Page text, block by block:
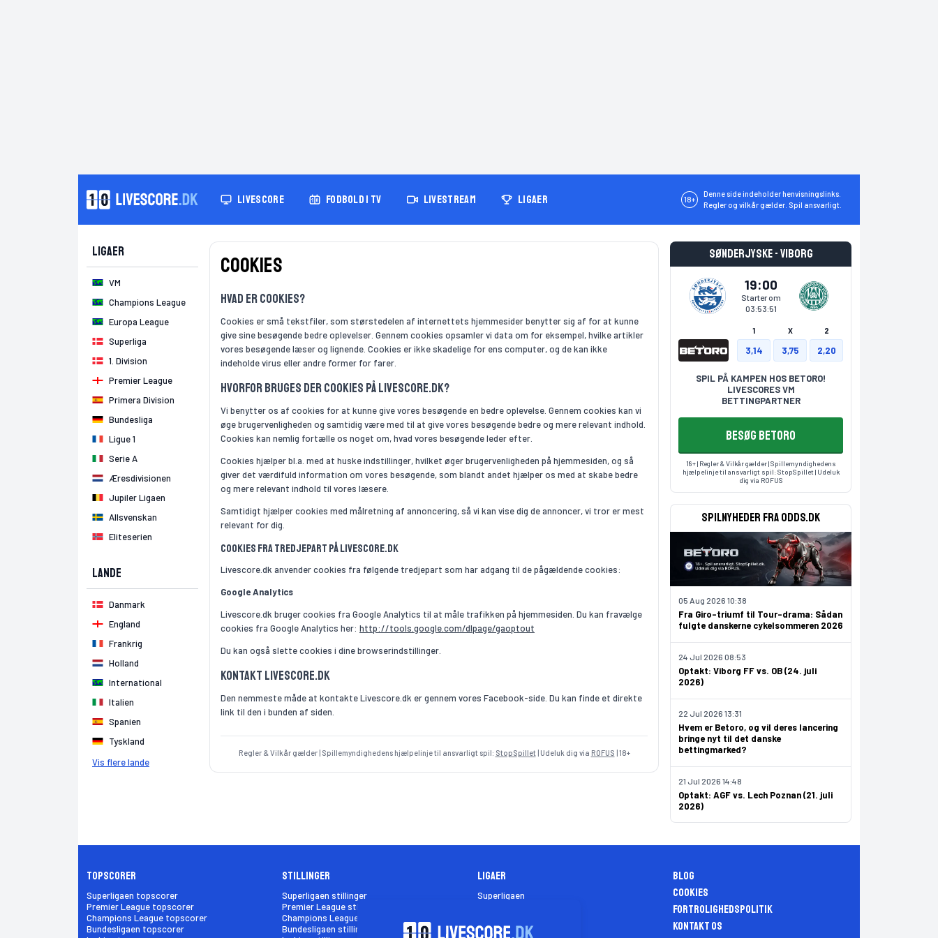
18+
Denne side indeholder henvisningslinks.
Regler og vilkår gælder. Spil ansvarligt.
LIVESCORE FODBOLD I TV LIVESTREAM LIGAER
Cookies
Hvad er cookies?
Cookies er små tekstfiler, som størstedelen af internettets hjemmesider benytter sig af for at kunne
give sine besøgende bedre oplevelser. Gennem cookies opsamler vi data om for eksempel, hvilke artikler
vores besøgende læser og lignende. Cookies er ikke skadelige for ens computer, og de kan ikke
indeholde virus eller andre former for farer.
Hvorfor bruges der cookies på Livescore.dk?
Vi benytter os af cookies for at kunne give vores besøgende en bedre oplevelse. Gennem cookies kan vi
øge brugervenligheden og samtidig være med til at give vores besøgende bedre og mere relevant indhold.
Cookies kan nemlig fortælle os noget om, hvad vores besøgende leder efter.
Cookies hjælper bl.a. med at huske indstillinger, hvilket øger brugervenligheden på hjemmesiden, og så
giver det værdifuld information om vores besøgende, som blandt andet hjælper os med at skabe bedre
og mere relevant indhold til vores læsere.
Samtidigt hjælper cookies med målretning af annoncering, så vi kan vise dig de annoncer, vi tror er mest
relevant for dig.
Cookies fra tredjepart på Livescore.dk
Livescore.dk anvender cookies fra følgende tredjepart som har adgang til de pågældende cookies:
Google Analytics
Livescore.dk bruger cookies fra Google Analytics til at måle trafikken på hjemmesiden. Du kan fravælge
cookies fra Google Analytics her: http://tools.google.com/dlpage/gaoptout
Du kan også slette cookies i dine browserindstillinger.
Kontakt Livescore.dk
Den nemmeste måde at kontakte Livescore.dk er gennem vores Facebook-side. Du kan finde et direkte
link til den i bunden af siden.
Regler & Vilkår gælder | Spillemyndighedens hjælpelinje til ansvarligt spil: StopSpillet| Udeluk dig via ROFUS | 18+
Ligaer
VM
Champions League
Europa League
Superliga
1. Division
Premier League
Primera Division
Bundesliga
Ligue 1
Serie A
Æresdivisionen
Jupiler Ligaen
Allsvenskan
Eliteserien
Lande
Danmark
England
Frankrig
Holland
International
Italien
Spanien
Tyskland
Vis flere lande
Sønderjyske - Viborg
19:00
Starter om
03:53:51
1 X 2
3,14 3,75 2,20
SPIL PÅ KAMPEN HOS BETORO!
LIVESCORES VM
BETTINGPARTNER
BESØG BETORO
18+ | Regler & Vilkår gælder | Spillemyndighedens
hjælpelinje til ansvarligt spil:StopSpillet | Udeluk
dig via ROFUS
Spilnyheder fra odds.dk
Fra Giro-triumf til Tour-drama: Sådan
fulgte danskerne cykelsommeren 2026
05 Aug 2026 10:38
Optakt: Viborg FF vs. OB (24. juli
2026)
24 Jul 2026 08:53
Hvem er Betoro, og vil deres lancering
bringe nyt til det danske
bettingmarked?
22 Jul 2026 13:31
Optakt: AGF vs. Lech Poznan (21. juli
2026)
21 Jul 2026 14:48
Topscorer
Superligaen topscorer
Premier League topscorer
Champions League topscorer
Bundesligaen topscorer
Stillinger
Superligaen stillinger
Premier League stillinger
Champions League stillinger
Bundesligaen stillinger
Ligaer
Superligaen
Bundesligaen
Blog
Cookies
Fortrolighedspolitik
Kontakt os